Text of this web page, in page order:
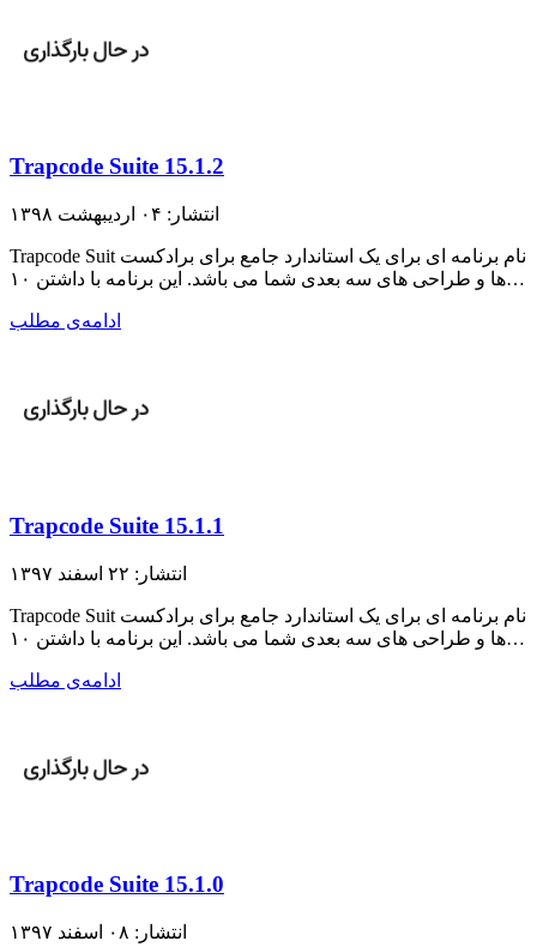
Trapcode Suite 15.1.2
انتشار: ۰۴ اردیبهشت ۱۳۹۸
Trapcode Suit نام برنامه ای برای یک استاندارد جامع برای برادکست
ها و طراحی های سه بعدی شما می باشد. این برنامه با داشتن ۱۰…
ادامه‌ی مطلب
Trapcode Suite 15.1.1
انتشار: ۲۲ اسفند ۱۳۹۷
Trapcode Suit نام برنامه ای برای یک استاندارد جامع برای برادکست
ها و طراحی های سه بعدی شما می باشد. این برنامه با داشتن ۱۰…
ادامه‌ی مطلب
Trapcode Suite 15.1.0
انتشار: ۰۸ اسفند ۱۳۹۷